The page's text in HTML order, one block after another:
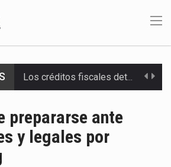
prepararse ante
y legales por